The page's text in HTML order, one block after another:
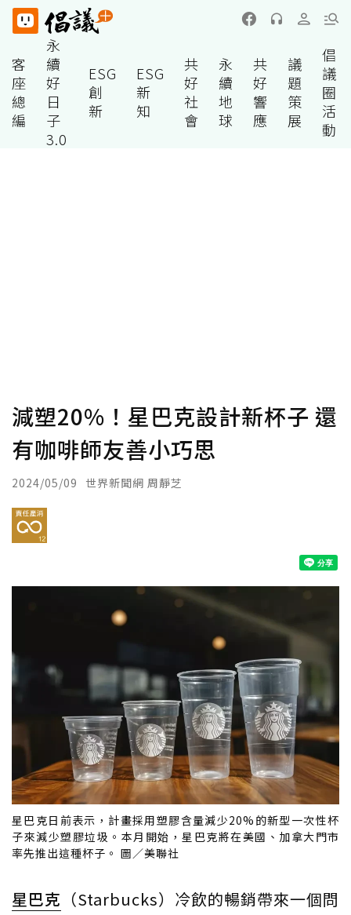
客
座
總
編
永
續
好
日
子
3.0
ESG
創
新
ESG
新
知
共
好
社
會
永
續
地
球
共
好
響
應
議
題
策
展
倡
議
圈
活
動
減塑20%！星巴克設計新杯子 還
有咖啡師友善小巧思
2024/05/09 世界新聞網 周靜芝
星巴克日前表示，計畫採用塑膠含量減少20%的新型一次性杯
子來減少塑膠垃圾。本月開始，星巴克將在美國、加拿大門市
率先推出這種杯子。 圖／美聯社
星巴克 （Starbucks）冷飲的暢銷帶來一個問